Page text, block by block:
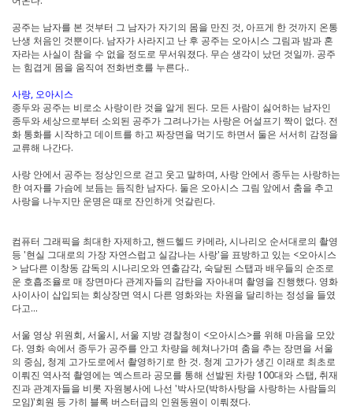
공주는 남자를 본 것부터 그 남자가 자기의 몸을 만진 것, 아프게 한 것까지 온통
난생 처음인 것뿐이다. 남자가 사라지고 난 후 공주는 오아시스 그림과 밤과 혼
자라는 사실이 참을 수 없을 정도로 무서워졌다. 무슨 생각이 났던 것일까. 공주
는 힘겹게 몸을 움직여 전화번호를 누른다..
사랑, 오아시스
종두와 공주는 비로소 사랑이란 것을 알게 된다. 모든 사람이 싫어하는 남자인
종두와 세상으로부터 소외된 공주가 그려나가는 사랑은 어설프기 짝이 없다. 전
화 통화를 시작하고 데이트를 하고 짜장면을 먹기도 하면서 둘은 서서히 감정을
교류해 나간다.
사랑 안에서 공주는 정상인으로 걷고 웃고 말하며, 사랑 안에서 종두는 사랑하는
한 여자를 가슴에 보듬는 듬직한 남자다. 둘은 오아시스 그림 앞에서 춤을 추고
사랑을 나누지만 운명은 때로 잔인하게 엇갈린다.
컴퓨터 그래픽을 최대한 자제하고, 핸드헬드 카메라, 시나리오 순서대로의 촬영
등 '현실 그대로의 가장 자연스럽고 실감나는 사랑'을 표방하고 있는 <오아시스
> 남다른 이창동 감독의 시나리오와 연출감각, 숙달된 스탭과 배우들의 순조로
운 호흡조율로 매 장면마다 관계자들의 감탄을 자아내며 촬영을 진행했다. 영화
사이사이 삽입되는 회상장면 역시 다른 영화와는 차원을 달리하는 정성을 들였
다고...
서울 영상 위원회, 서울시, 서울 지방 경찰청이 <오아시스>를 위해 마음을 모았
다. 영화 속에서 종두가 공주를 안고 차량을 헤쳐나가며 춤을 추는 장면을 서울
의 중심, 청계 고가도로에서 촬영하기로 한 것. 청계 고가가 생긴 이래로 최초로
이뤄진 역사적 촬영에는 엑스트라 공모를 통해 선발된 차량 100대와 스탭, 취재
진과 관계자들을 비롯 자원봉사에 나선 '박사모(박하사탕을 사랑하는 사람들의
모임)'회원 등 가히 블록 버스터급의 인원동원이 이뤄졌다.